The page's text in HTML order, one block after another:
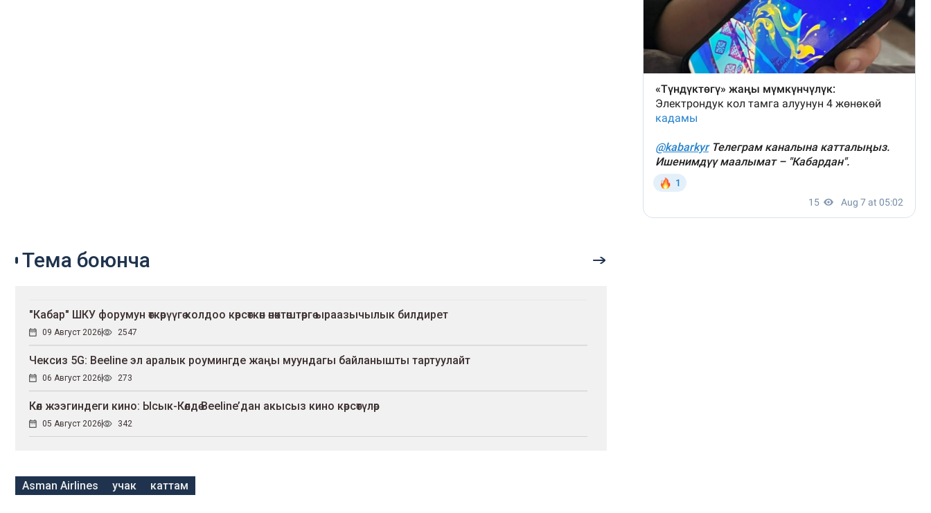
Тема боюнча
"Кабар" ШКУ форумун өткөрүүгө колдоо көрсөткөн өнөктөштөргө ыраазычылык билдирет
09 Август 2026 2547
Чексиз 5G: Beeline эл аралык роумингде жаңы муундагы байланышты тартуулайт
06 Август 2026 273
Көл жээгиндеги кино: Ысык-Көлдө Beeline’дан акысыз кино көрсөтүлөр
05 Август 2026 342
Asman Airlines учак каттам